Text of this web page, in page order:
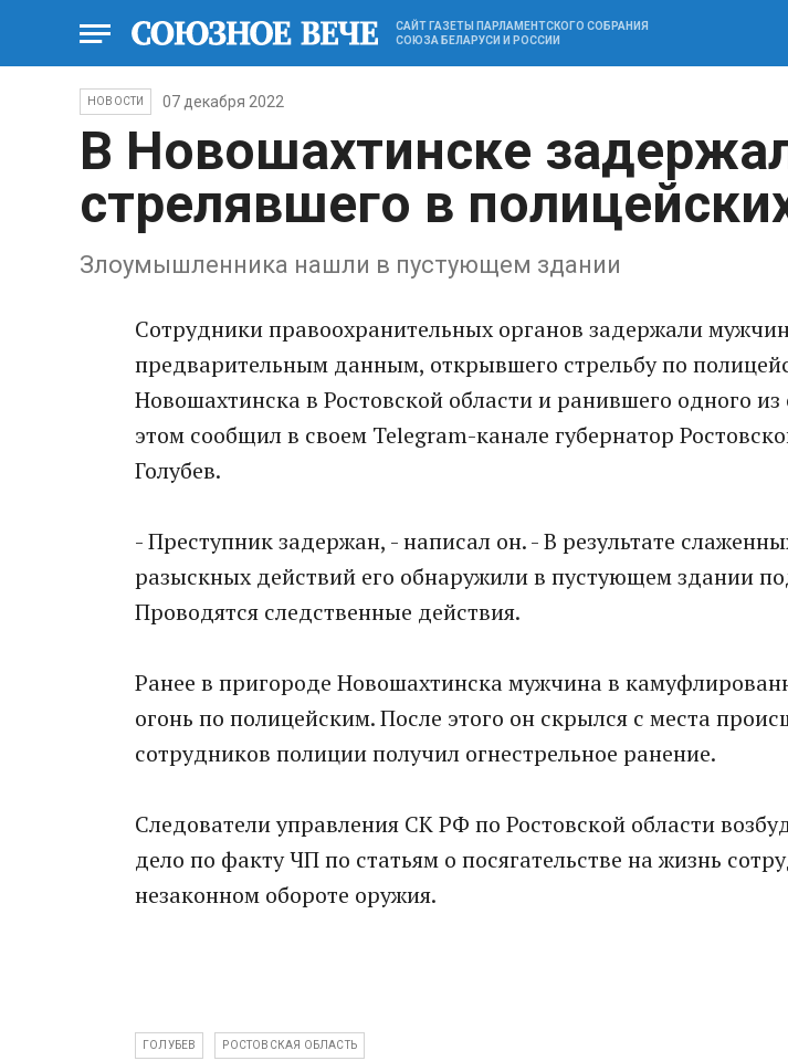
САЙТ ГАЗЕТЫ ПАРЛАМЕНТСКОГО СОБРАНИЯ
СОЮЗА БЕЛАРУСИ И РОССИИ
НОВОСТИ 07 декабря 2022
В Новошахтинске
стрелявшего в
Злоумышленника нашли в пустующем здании
Сотрудники правоохранительных органов задержали
предварительным данным, открывшего стрельбу по
Новошахтинска в Ростовской области и ранившего одного
этом сообщил в своем Telegram-канале губернатор
Голубев.
- Преступник задержан, - написал он. - В результате
разыскных действий его обнаружили в пустующем здании
Проводятся следственные действия.
Ранее в пригороде Новошахтинска мужчина в
огонь по полицейским. После этого он скрылся с места
сотрудников полиции получил огнестрельное ранение.
Следователи управления СК РФ по Ростовской области
дело по факту ЧП по статьям о посягательстве на жизнь
незаконном обороте оружия.
ГОЛУБЕВ РОСТОВСКАЯ ОБЛАСТЬ